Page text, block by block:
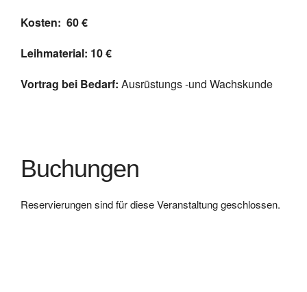
Kosten: 60€
Leihmaterial: 10 €
Vortrag bei Bedarf: Ausrüstungs -und Wachskunde
Buchungen
Reservierungen sind für diese Veranstaltung geschlossen.